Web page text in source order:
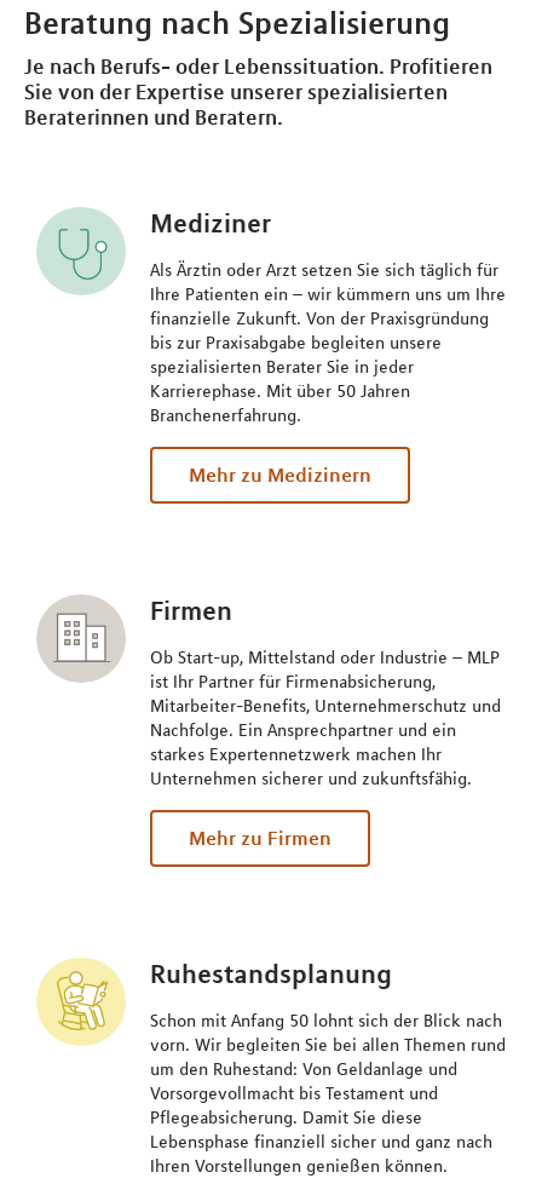
Beratung nach Spezialisierung
Je nach Berufs- oder Lebenssituation. Profitieren
Sie von der Expertise unserer spezialisierten
Beraterinnen und Beratern.
Mediziner
Als Ärztin oder Arzt setzen Sie sich täglich für
Ihre Patienten ein – wir kümmern uns um Ihre
finanzielle Zukunft. Von der Praxisgründung
bis zur Praxisabgabe begleiten unsere
spezialisierten Berater Sie in jeder
Karrierephase. Mit über 50 Jahren
Branchenerfahrung.
Mehr zu Medizinern
Firmen
Ob Start-up, Mittelstand oder Industrie – MLP
ist Ihr Partner für Firmenabsicherung,
Mitarbeiter-Benefits, Unternehmerschutz und
Nachfolge. Ein Ansprechpartner und ein
starkes Expertennetzwerk machen Ihr
Unternehmen sicherer und zukunftsfähig.
Mehr zu Firmen
Ruhestandsplanung
Schon mit Anfang 50 lohnt sich der Blick nach
vorn. Wir begleiten Sie bei allen Themen rund
um den Ruhestand: Von Geldanlage und
Vorsorgevollmacht bis Testament und
Pflegeabsicherung. Damit Sie diese
Lebensphase finanziell sicher und ganz nach
Ihren Vorstellungen genießen können.